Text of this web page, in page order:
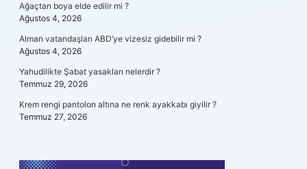
Ağaçtan boya elde edilir mi ?
Ağustos 4, 2026
Alman vatandaşları ABD’ye vizesiz gidebilir mi ?
Ağustos 4, 2026
Yahudilikte Şabat yasakları nelerdir ?
Temmuz 29, 2026
Krem rengi pantolon altına ne renk ayakkabı giyilir ?
Temmuz 27, 2026